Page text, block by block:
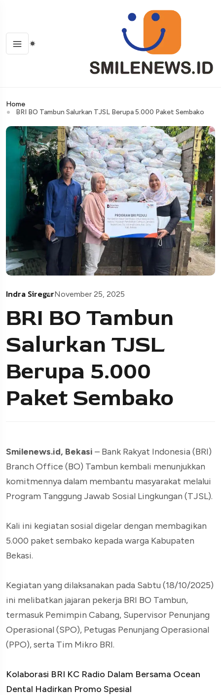
Home
BRI BO Tambun Salurkan TJSL Berupa 5.000 Paket Sembako
Indra SiregarNovember 25, 2025
BRI BO Tambun
Salurkan TJSL
Berupa 5.000
Paket Sembako
Smilenews.id, Bekasi – Bank Rakyat Indonesia (BRI)
Branch Office (BO) Tambun kembali menunjukkan
komitmennya dalam membantu masyarakat melalui
Program Tanggung Jawab Sosial Lingkungan (TJSL).
Kali ini kegiatan sosial digelar dengan membagikan
5.000 paket sembako kepada warga Kabupaten
Bekasi.
Kegiatan yang dilaksanakan pada Sabtu (18/10/2025)
ini melibatkan jajaran pekerja BRI BO Tambun,
termasuk Pemimpin Cabang, Supervisor Penunjang
Operasional (SPO), Petugas Penunjang Operasional
(PPO), serta Tim Mikro BRI.
Kolaborasi BRI KC Radio Dalam Bersama Ocean
Dental Hadirkan Promo Spesial